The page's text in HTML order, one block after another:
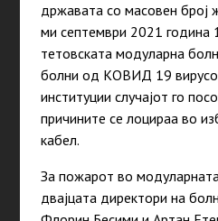
државата со масовен
ми септември 2021 година
тетовската модуларна
болни од КОВИД 19
институции случајот го
причините се лоцираа во
кабел.
За пожарот во
двајцата директори на